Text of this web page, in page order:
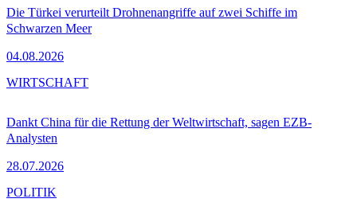
Die Türkei verurteilt Drohnenangriffe auf zwei Schiffe im
Schwarzen Meer
04.08.2026
Dankt China für die Rettung der Weltwirtschaft, sagen EZB-
Analysten
28.07.2026
WIRTSCHAFT
POLITIK